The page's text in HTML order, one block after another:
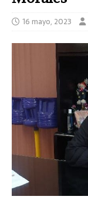
16 mayo, 2023